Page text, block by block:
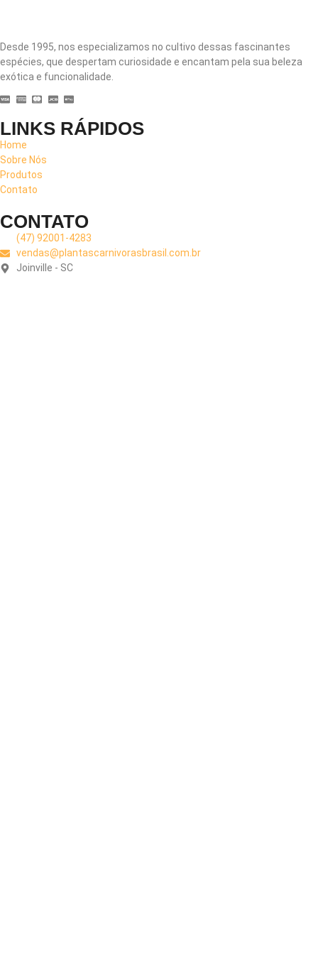
Desde 1995, nos especializamos no cultivo dessas fascinantes
espécies, que despertam curiosidade e encantam pela sua beleza
exótica e funcionalidade.
LINKS RÁPIDOS
Home
Sobre Nós
Produtos
Contato
CONTATO
(47) 92001-4283
vendas@plantascarnivorasbrasil.com.br
Joinville - SC